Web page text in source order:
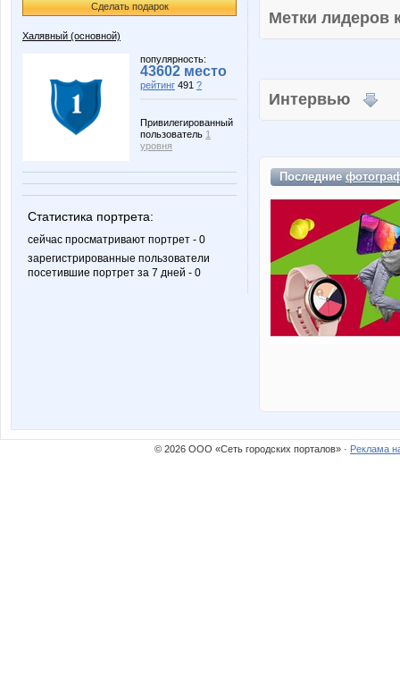
Сделать подарок
Халявный (основной)
популярность:
43602 место
рейтинг 491 ?
Привилегированный
пользователь 1
уровня
Статистика портрета:
сейчас просматривают портрет - 0
зарегистрированные пользователи
посетившие портрет за 7 дней - 0
Метки
Интервью
Последние
© 2026 ООО «Сеть городских порталов» · Реклама